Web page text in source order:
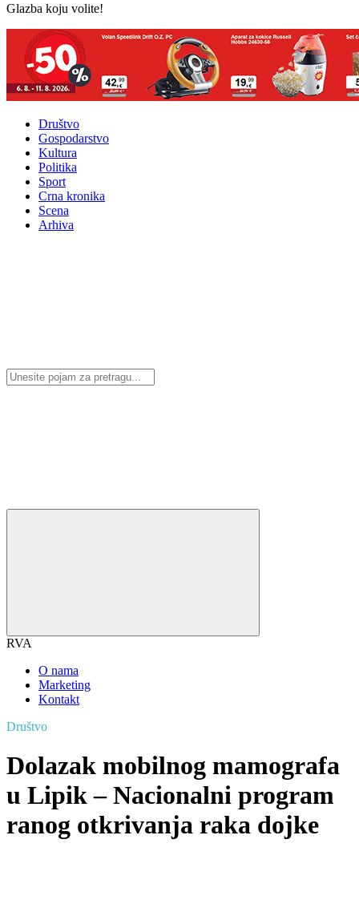
Glazba koju volite!
Društvo
Gospodarstvo
Kultura
Politika
Sport
Crna kronika
Scena
Arhiva
RVA
O nama
Marketing
Kontakt
Društvo
Dolazak mobilnog mamografa
u Lipik – Nacionalni program
ranog otkrivanja raka dojke